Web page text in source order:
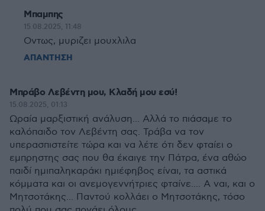
Μπαμπης
15.08.2025, 11:48
Οντως, μυριζει μουχλιλα
ΑΠΑΝΤΗΣΗ
Μπράβο Λεβέντη μου, Κλαδή μου εσύ!
15.08.2025, 01:13
Ωραία μαρξιστική ανάλυση... Αλλά το πιάσαμε το
καλόπαιδο τον Λεβέντη σας. Τράβα να τον
υπερασπιστείτε τώρα και να λέτε ότι δεν φταίει ο
εμπρηστης σας που θα έκαιγε την Πάτρα, ένα αθώο
παιδί ημιπαληκαράκι ημιέφηβος είναι, τα αστικά
κόμματα και οι ανεμογεννήτριες φταίνε.... Α ναι, και ο
Μητσοτάκης... Παντού κολλάει ο Μητσοτάκης, τόσο